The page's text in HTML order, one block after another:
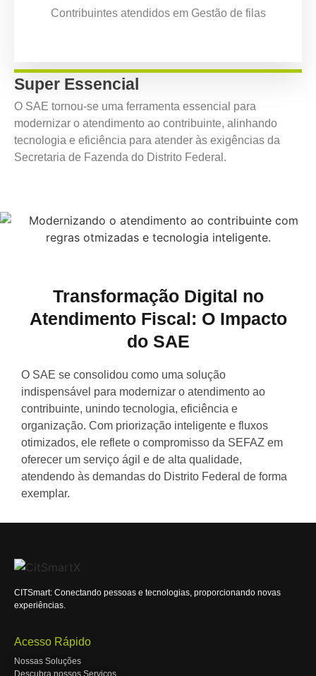
Contribuintes atendidos em Gestão de filas
Super Essencial
O SAE tornou-se uma ferramenta essencial para
modernizar o atendimento ao contribuinte, alinhando
tecnologia e eficiência para atender às exigências da
Secretaria de Fazenda do Distrito Federal.
Transformação Digital no
Atendimento Fiscal: O Impacto
do SAE
O SAE se consolidou como uma solução
indispensável para modernizar o atendimento ao
contribuinte, unindo tecnologia, eficiência e
organização. Com priorização inteligente e fluxos
otimizados, ele reflete o compromisso da SEFAZ em
oferecer um serviço ágil e de alta qualidade,
atendendo às demandas do Distrito Federal de forma
exemplar.
CITSmart: Conectando pessoas e tecnologias, proporcionando novas
experiências.
Acesso Rápido
Nossas Soluções
Descubra nossos Serviços